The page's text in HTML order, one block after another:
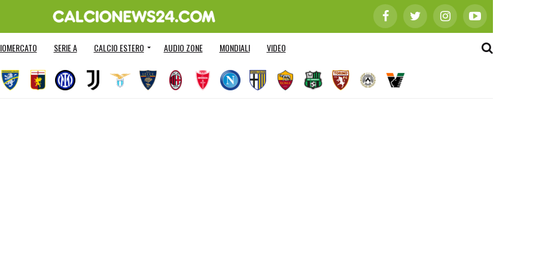
SERIE A CALCIO ESTERO AUDIO ZONE MONDIALI VIDEO